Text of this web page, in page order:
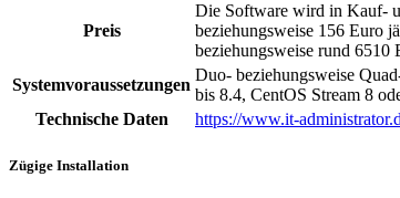
Preis
Die Software wird in Kauf-
beziehungsweise 156 Euro
beziehungsweise rund 6510
Systemvoraussetzungen
Duo- beziehungsweise
bis 8.4, CentOS Stream 8
Technische Daten
https://www.it-
Zügige Installation